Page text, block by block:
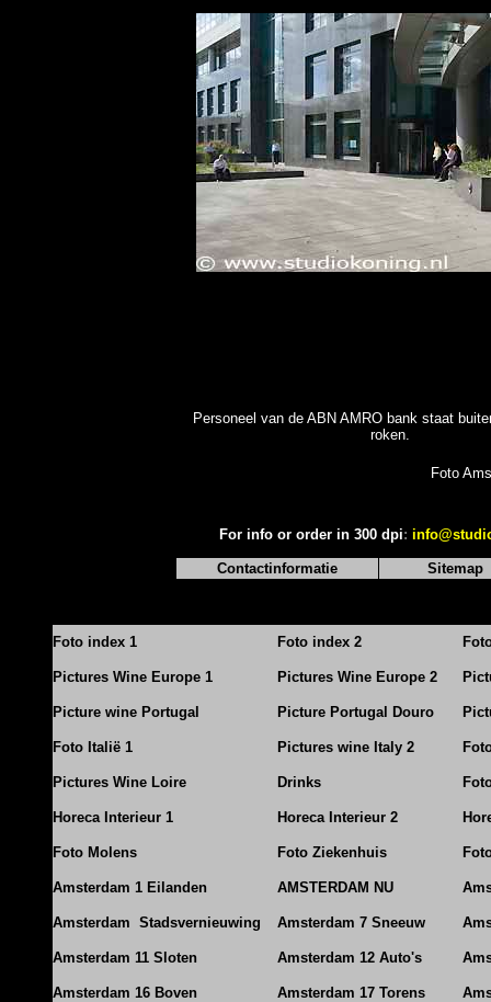
Personeel van de ABN AMRO bank staat
roken.
Foto
For info or order in 300 dpi:
Contactinformatie Sitemap
Foto index 1 Foto index 2
Pictures Wine Europe 1 Pictures Wine Europe 2
Picture wine Portugal Picture Portugal Douro
Foto Italië 1 Pictures wine Italy 2
Pictures Wine Loire Drinks
Horeca Interieur 1 Horeca Interieur 2
Foto Molens Foto Ziekenhuis
Amsterdam 1 Eilanden AMSTERDAM NU
Amsterdam Stadsvernieuwing Amsterdam 7 Sneeuw
Amsterdam 11 Sloten Amsterdam 12 Auto's
Amsterdam 16 Boven Amsterdam 17 Torens